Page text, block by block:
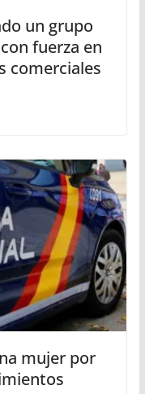
un grupo
fuerza en
comerciales
mujer por